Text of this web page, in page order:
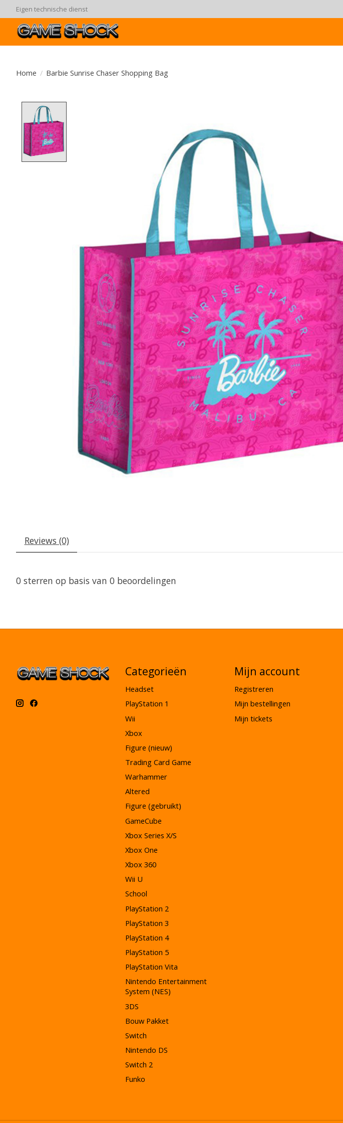
Eigen technische dienst
Home / Barbie Sunrise Chaser Shopping Bag
Reviews (0)
0 sterren op basis van 0 beoordelingen
Categorieën
Headset
PlayStation 1
Wii
Xbox
Figure (nieuw)
Trading Card Game
Warhammer
Altered
Figure (gebruikt)
GameCube
Xbox Series X/S
Xbox One
Xbox 360
Wii U
School
PlayStation 2
PlayStation 3
PlayStation 4
PlayStation 5
PlayStation Vita
Nintendo Entertainment
System (NES)
3DS
Bouw Pakket
Switch
Nintendo DS
Switch 2
Funko
Mijn account
Registreren
Mijn bestellingen
Mijn tickets